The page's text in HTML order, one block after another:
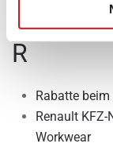
R
Rabatte
Renault
Workwear